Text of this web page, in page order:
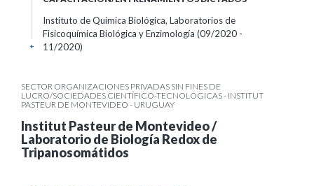
Instituto de Química Biológica, Laboratorios de
Fisicoquímica Biológica y Enzimología (09/2020 -
11/2020)
+
SECTOR ORGANIZACIONES PRIVADAS SIN FINES DE
LUCRO/SOCIEDADES CIENTÍFICO-TECNOLÓGICAS - INSTITUT
PASTEUR DE MONTEVIDEO - URUGUAY
Institut Pasteur de Montevideo /
Laboratorio de Biología Redox de
Tripanosomátidos